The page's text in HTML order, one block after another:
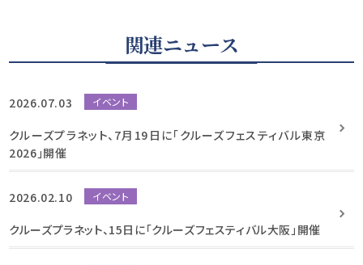
関連ニュース
2026.07.03 イベント
クルーズプラネット、7月19日に「クルーズフェスティバル東京
2026」開催
2026.02.10 イベント
クルーズプラネット、15日に「クルーズフェスティバル大阪」開催